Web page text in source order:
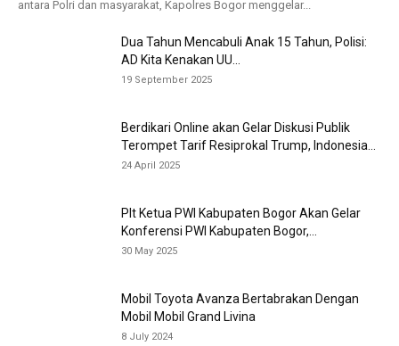
antara Polri dan masyarakat, Kapolres Bogor menggelar...
Dua Tahun Mencabuli Anak 15 Tahun, Polisi:
AD Kita Kenakan UU...
19 September 2025
Berdikari Online akan Gelar Diskusi Publik
Terompet Tarif Resiprokal Trump, Indonesia...
24 April 2025
Plt Ketua PWI Kabupaten Bogor Akan Gelar
Konferensi PWI Kabupaten Bogor,...
30 May 2025
Mobil Toyota Avanza Bertabrakan Dengan
Mobil Mobil Grand Livina
8 July 2024